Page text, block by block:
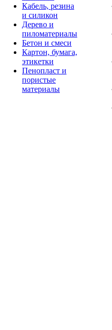
Кабель, резина
и силикон
Дерево и
пиломатериалы
Бетон и смеси
Картон, бумага,
этикетки
Пенопласт и
пористые
материалы